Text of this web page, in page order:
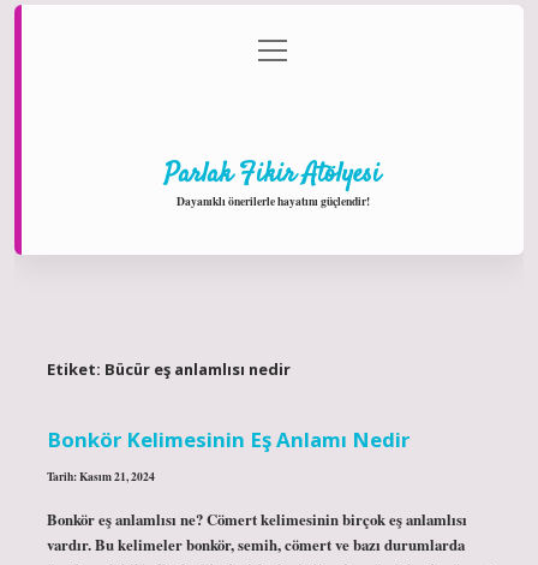
Gizlilik Politikası
menüyü
aç
Parlak Fikir Atölyesi
Dayanıklı önerilerle hayatını güçlendir!
Etiket: Bücür eş anlamlısı nedir
Bonkör Kelimesinin Eş Anlamı Nedir
Tarih: Kasım 21, 2024
Bonkör eş anlamlısı ne? Cömert kelimesinin birçok eş anlamlısı
vardır. Bu kelimeler bonkör, semih, cömert ve bazı durumlarda